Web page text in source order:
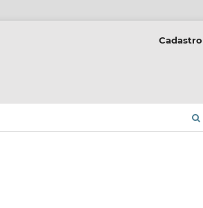
Cadastro